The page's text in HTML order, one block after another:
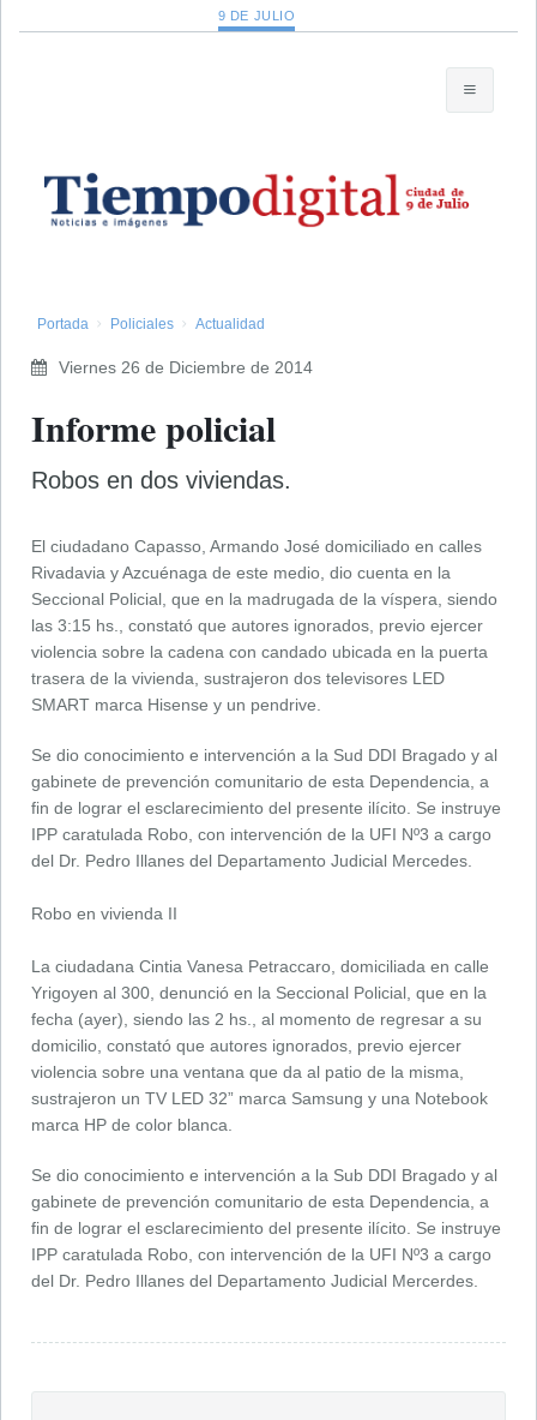
9 DE JULIO
Portada Policiales Actualidad
Viernes 26 de Diciembre de 2014
Informe policial
Robos en dos viviendas.
El ciudadano Capasso, Armando José domiciliado en calles
Rivadavia y Azcuénaga de este medio, dio cuenta en la
Seccional Policial, que en la madrugada de la víspera, siendo
las 3:15 hs., constató que autores ignorados, previo ejercer
violencia sobre la cadena con candado ubicada en la puerta
trasera de la vivienda, sustrajeron dos televisores LED
SMART marca Hisense y un pendrive.
Se dio conocimiento e intervención a la Sud DDI Bragado y al
gabinete de prevención comunitario de esta Dependencia, a
fin de lograr el esclarecimiento del presente ilícito. Se instruye
IPP caratulada Robo, con intervención de la UFI Nº3 a cargo
del Dr. Pedro Illanes del Departamento Judicial Mercedes.
Robo en vivienda II
La ciudadana Cintia Vanesa Petraccaro, domiciliada en calle
Yrigoyen al 300, denunció en la Seccional Policial, que en la
fecha (ayer), siendo las 2 hs., al momento de regresar a su
domicilio, constató que autores ignorados, previo ejercer
violencia sobre una ventana que da al patio de la misma,
sustrajeron un TV LED 32” marca Samsung y una Notebook
marca HP de color blanca.
Se dio conocimiento e intervención a la Sub DDI Bragado y al
gabinete de prevención comunitario de esta Dependencia, a
fin de lograr el esclarecimiento del presente ilícito. Se instruye
IPP caratulada Robo, con intervención de la UFI Nº3 a cargo
del Dr. Pedro Illanes del Departamento Judicial Mercerdes.